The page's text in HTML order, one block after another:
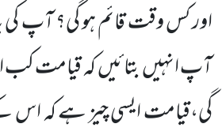
اور کس وقت قائم ہو گی؟ آپ کی
آپ انہیںبتائیںکہ قیامت کب
گی،قیامت ایسی چیز ہے کہ